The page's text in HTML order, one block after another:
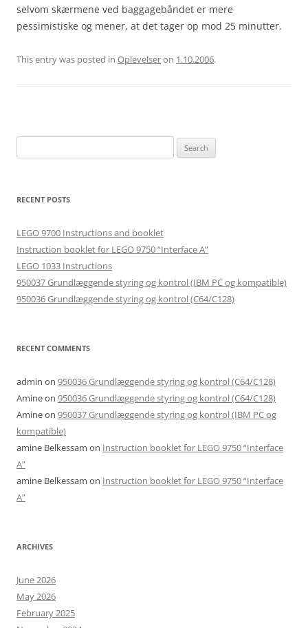
selvom skærmene ved baggagebåndet er mere
pessimistiske og mener, at det tager op mod 25 minutter.
This entry was posted in Oplevelseron 1.10.2006.
for:
RECENT POSTS
LEGO 9700 Instructions and booklet
Instruction booklet for LEGO 9750 “Interface A”
LEGO 1033 Instructions
950037 Grundlæggende styring og kontrol (IBM PC og kompatible)
950036 Grundlæggende styring og kontrol (C64/C128)
RECENT COMMENTS
admin on 950036 Grundlæggende styring og kontrol (C64/C128)
Amineon 950036 Grundlæggende styring og kontrol (C64/C128)
Amineon 950037 Grundlæggende styring og kontrol (IBM PC og
kompatible)
amine Belkessam on Instruction booklet for LEGO 9750 “Interface
A”
amine Belkessam on Instruction booklet for LEGO 9750 “Interface
A”
ARCHIVES
June 2026
May 2026
February 2025